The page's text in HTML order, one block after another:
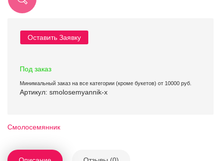
Оставить Заявку
Под заказ
Минимальный заказ на все категории (кроме букетов) от 10000 руб.
Артикул: smolosemyannik-x
Смолосемянник